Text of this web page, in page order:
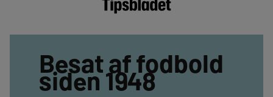
Besat af fodbold
siden 1948